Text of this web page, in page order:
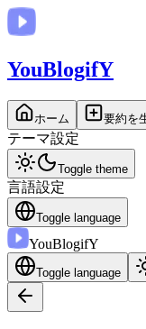
YouBlogifY
ホーム 要約を
テーマ設定
Toggle theme
言語設定
Toggle language
YouBlogifY
Toggle language